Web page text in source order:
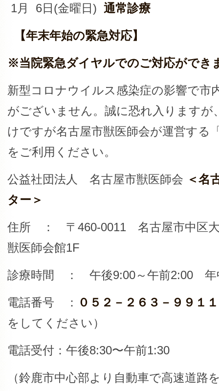
1月 6日(金曜日) 通常診療
【年末年始の緊急対応】
※当院緊急ダイヤルでのご対応ができ
新型コロナウイルス感染症の影響で市
がございません。誠に恐れ入りますが
けですが名古屋市獣医師会が運営する
をご利用ください。
公益社団法人 名古屋市獣医師会 ＜名
ター＞
住所 ： 〒460-0011 名古屋市中区大
獣医師会館1F
診療時間 ： 午後9:00～午前2:00 年
電話番号 ： ０５２－２６３－９９１１
をしてください）
電話受付：午後8:30〜午前1:30
（鈴鹿市中心部より自動車で高速道路